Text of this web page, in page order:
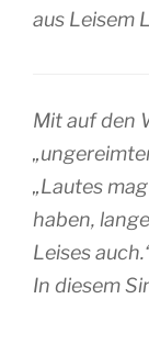
aus Leisem
Mit auf den
„Lautes
haben,
Leises
In diesem